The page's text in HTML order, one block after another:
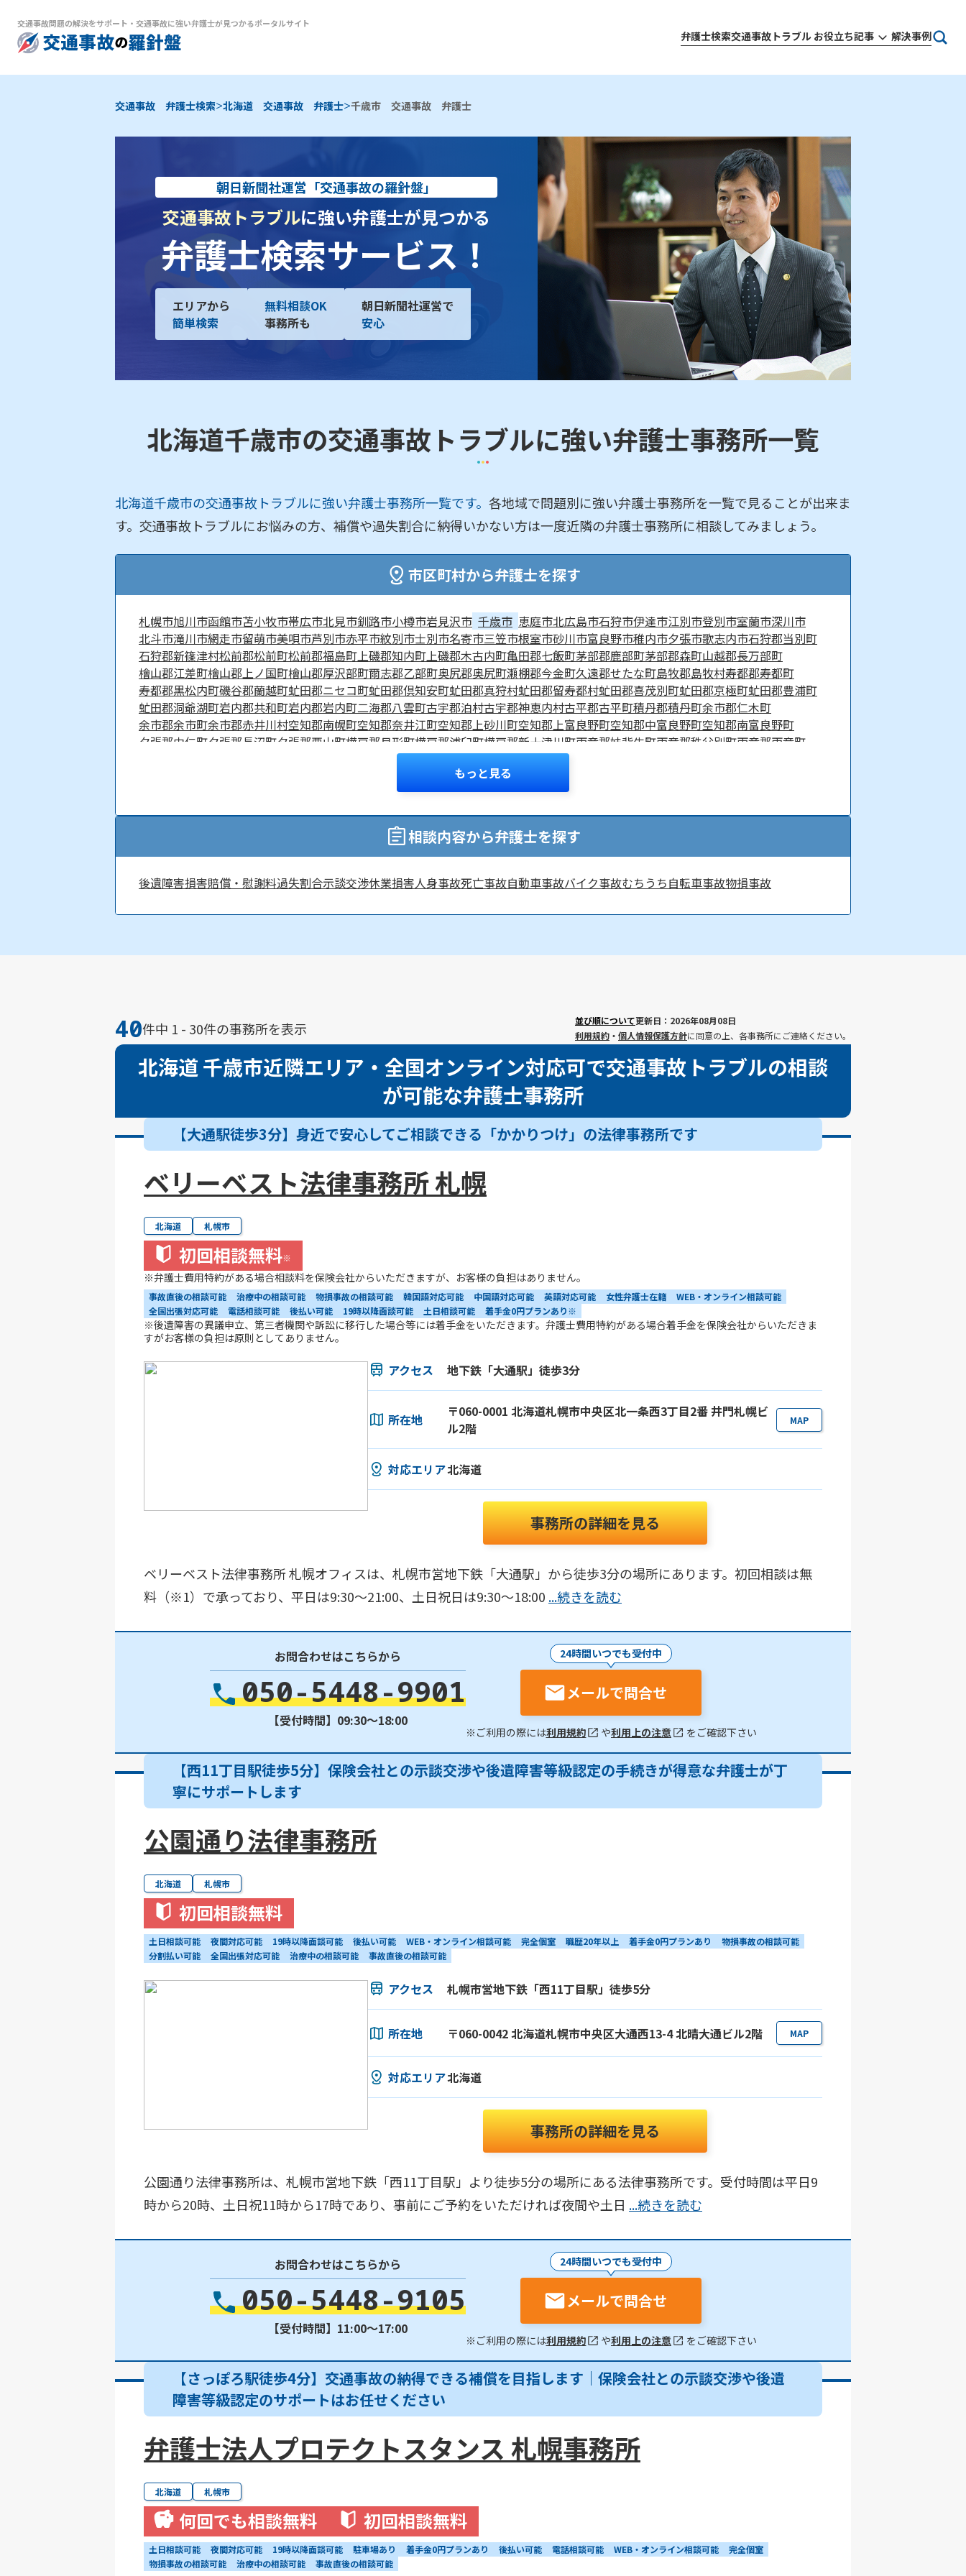
交通事故問題の解決をサポート ・ 交通事故に強い弁護士が見つかるポータルサイト
弁護士検索交通事故トラブル お役立ち記事 解決事例
交通事故 弁護士検索>北海道 交通事故 弁護士>千歳市 交通事故 弁護士
朝日新聞社運営「交通事故の羅針盤」
交通事故トラブルに強い弁護士が見つかる
弁護士検索サービス！
エリアから
簡単検索
無料相談OK
事務所も
朝日新聞社運営で
安心
北海道千歳市の交通事故トラブルに強い弁護士事務所一覧
北海道千歳市の交通事故トラブルに強い弁護士事務所一覧です。 各地域で問題別に強い弁護士事務所を一覧で見ることが出来ま
す。交通事故トラブルにお悩みの方、補償や過失割合に納得いかない方は一度近隣の弁護士事務所に相談してみましょう。
市区町村から弁護士を探す
札幌市旭川市函館市苫小牧市帯広市北見市釧路市小樽市岩見沢市 千歳市 恵庭市北広島市石狩市伊達市江別市登別市室蘭市深川市
北斗市滝川市網走市留萌市美唄市芦別市赤平市紋別市士別市名寄市三笠市根室市砂川市富良野市稚内市夕張市歌志内市石狩郡当別町
石狩郡新篠津村松前郡松前町松前郡福島町上磯郡知内町上磯郡木古内町亀田郡七飯町茅部郡鹿部町茅部郡森町山越郡長万部町
檜山郡江差町檜山郡上ノ国町檜山郡厚沢部町爾志郡乙部町奥尻郡奥尻町瀬棚郡今金町久遠郡せたな町島牧郡島牧村寿都郡寿都町
寿都郡黒松内町磯谷郡蘭越町虻田郡ニセコ町虻田郡倶知安町虻田郡真狩村虻田郡留寿都村虻田郡喜茂別町虻田郡京極町虻田郡豊浦町
虻田郡洞爺湖町岩内郡共和町岩内郡岩内町二海郡八雲町古宇郡泊村古宇郡神恵内村古平郡古平町積丹郡積丹町余市郡仁木町
余市郡余市町余市郡赤井川村空知郡南幌町空知郡奈井江町空知郡上砂川町空知郡上富良野町空知郡中富良野町空知郡南富良野町
夕張郡由仁町夕張郡長沼町夕張郡栗山町樺戸郡月形町樺戸郡浦臼町樺戸郡新十津川町雨竜郡妹背牛町雨竜郡秩父別町雨竜郡雨竜町
勇払郡厚真町勇払郡安平町勇払郡むかわ町上川郡東神楽町
上川郡東川町上川郡美瑛町上川郡和寒町上川郡剣淵町
中川郡音威子府村中川郡中川町中川郡幕別町
増毛郡増毛町留萌郡小平町苫前郡苫前町苫前郡羽幌町苫前郡初山別村天塩郡遠別町天塩郡天塩町天塩郡豊富町天塩郡幌延町
枝幸郡枝幸町礼文郡礼文町利尻郡利尻町利尻郡利尻富士町
斜里郡小清水町常呂郡訓子府町 常呂郡置戸町常呂郡佐呂間町
紋別郡滝上町紋別郡興部町紋別郡西興部村紋別郡雄武町有珠郡壮瞥町白老郡白老町沙流郡日高町沙流郡平取町新冠郡新冠町
浦河郡浦河町様似郡様似町幌泉郡えりも町日高郡新ひだか町河東郡音更町河東郡士幌町河東郡上士幌町河東郡鹿追町河西郡芽室町
厚岸郡浜中町川上郡標茶町川上郡弟子屈町阿寒郡鶴居村白糠郡白糠町野付郡別海町標津郡中標津町標津郡標津町目梨郡羅臼町
もっと見る
相談内容から弁護士を探す
後遺障害損害賠償・慰謝料過失割合示談交渉休業損害人身事故死亡事故自動車事故バイク事故むちうち自転車事故物損事故
40件中 1 - 30件の事務所を表示 並び順について更新日：2026年08月08日
利用規約 ・ 個人情報保護方針に同意の上、各事務所にご連絡ください。
北海道 千歳市近隣エリア・全国オンライン対応可で交通事故トラブルの相談
が可能な弁護士事務所
【大通駅徒歩3分】身近で安心してご相談できる「かかりつけ」の法律事務所です
ベリーベスト法律事務所 札幌
北海道 札幌市
初回相談無料※
※弁護士費用特約がある場合相談料を保険会社からいただきますが、お客様の負担はありません。
事故直後の相談可能 治療中の相談可能 物損事故の相談可能 韓国語対応可能 中国語対応可能 英語対応可能 女性弁護士在籍
WEB・オンライン相談可能
全国出張対応可能
電話相談可能 後払い可能 19時以降面談可能 土日相談可能 着手金0円プランあり※
※後遺障害の異議申立、第三者機関や訴訟に移行した場合等には着手金をいただきます。弁護士費用特約がある場合着手金を保険会社からいただきま
すがお客様の負担は原則としてありません。
アクセス 地下鉄「大通駅」徒歩3分
所在地
〒060-0001 北海道札幌市中央区北一条西3丁目2番 井門札幌ビ
ル2階
MAP
対応エリア北海道
事務所の詳細を見る
ベリーベスト法律事務所 札幌オフィスは、札幌市営地下鉄「大通駅」から徒歩3分の場所にあります。初回相談は無
料（※1）で承っており、平日は9:30～21:00、土日祝日は9:30～18:00 ...続きを読む
お問合わせはこちらから
050-5448-9901
【受付時間】09:30〜18:00
24時間いつでも受付中
メールで問合せ
※ご利用の際には利用規約 や利用上の注意 をご確認下さい
【西11丁目駅徒歩5分】保険会社との示談交渉や後遺障害等級認定の手続きが得意な弁護士が丁
寧にサポートします
公園通り法律事務所
北海道 札幌市
初回相談無料
土日相談可能 夜間対応可能 19時以降面談可能 後払い可能 WEB・オンライン相談可能 完全個室 職歴20年以上 着手金0円プランあり
物損事故の相談可能
分割払い可能
全国出張対応可能 治療中の相談可能 事故直後の相談可能
アクセス 札幌市営地下鉄「西11丁目駅」徒歩5分
所在地 〒060-0042 北海道札幌市中央区大通西13-4 北晴大通ビル2階 MAP
対応エリア北海道
事務所の詳細を見る
公園通り法律事務所は、札幌市営地下鉄「西11丁目駅」より徒歩5分の場所にある法律事務所です。受付時間は平日9
時から20時、土日祝11時から17時であり、事前にご予約をいただければ夜間や土日 ...続きを読む
お問合わせはこちらから
050-5448-9105
【受付時間】11:00〜17:00
24時間いつでも受付中
メールで問合せ
※ご利用の際には利用規約 や利用上の注意 をご確認下さい
【さっぽろ駅徒歩4分】交通事故の納得できる補償を目指します｜保険会社との示談交渉や後遺
障害等級認定のサポートはお任せください
弁護士法人プロテクトスタンス 札幌事務所
北海道 札幌市
何回でも相談無料 初回相談無料
土日相談可能 夜間対応可能 19時以降面談可能 駐車場あり 着手金0円プランあり 後払い可能 電話相談可能 WEB・オンライン相談可能
完全個室
物損事故の相談可能
治療中の相談可能 事故直後の相談可能